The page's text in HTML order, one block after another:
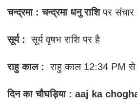
चन्द्रमा : चन्द्रमा धनु राशिपर संचार
सूर्य : सूर्य वृषभ राशि पर है
राहु काल :राहु काल 12:34 PM
दिन का चौघड़िया : aaj ka